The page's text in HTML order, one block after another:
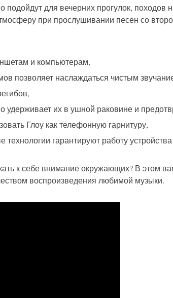
для вечерних прогулок,
при прослушивании песен со
и компьютерам,
позволяет наслаждаться чистым
удерживает их в ушной раковине и
Глоу как телефонную гарнитуру,
гарантируют работу
к себе внимание окружающих? В этом
воспроизведения любимой музыки.